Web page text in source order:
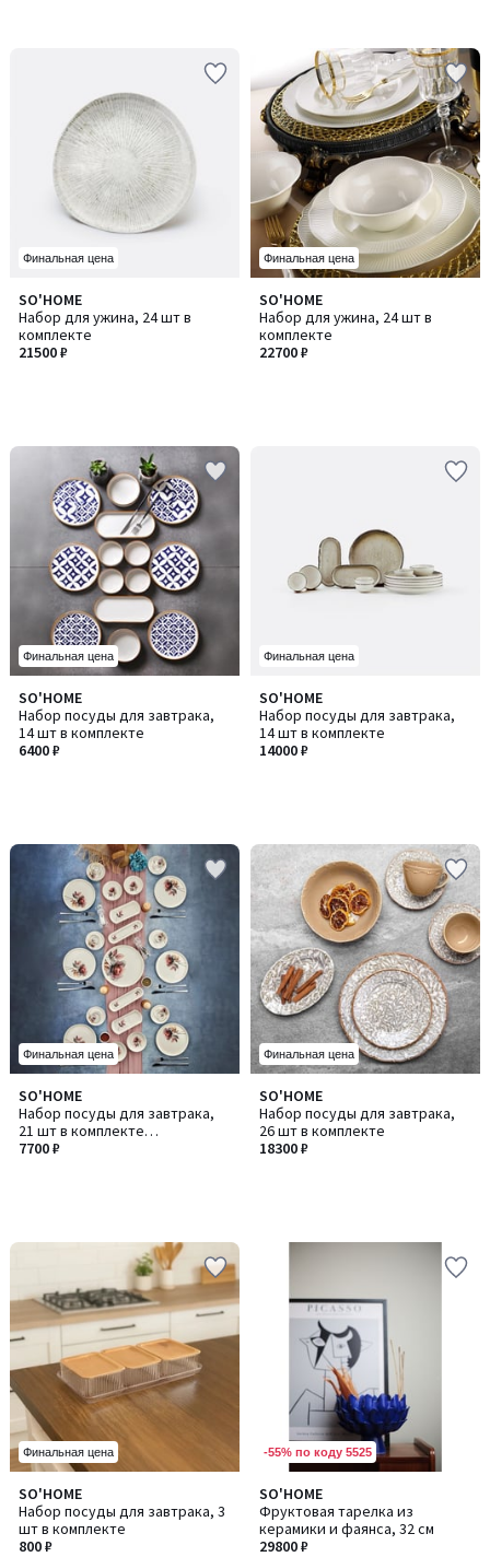
Финальная цена
SO'HOME
Набор для ужина, 24 шт в
комплекте
21500 ₽
Финальная цена
SO'HOME
Набор для ужина, 24 шт в
комплекте
22700 ₽
Финальная цена
SO'HOME
Набор посуды для завтрака,
14 шт в комплекте
6400 ₽
Финальная цена
SO'HOME
Набор посуды для завтрака,
14 шт в комплекте
14000 ₽
Финальная цена
SO'HOME
Набор посуды для завтрака,
21 шт в комплекте
HaleLuxRolyefli21 /
7700 ₽
Финальная цена
SO'HOME
Набор посуды для завтрака,
26 шт в комплекте
18300 ₽
Финальная цена
SO'HOME
Набор посуды для завтрака, 3
шт в комплекте
800 ₽
-55% по коду 5525
SO'HOME
Фруктовая тарелка из
керамики и фаянса, 32 см
29800 ₽